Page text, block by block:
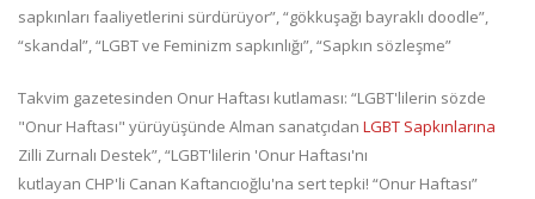
sapkınları faaliyetlerini sürdürüyor”, “gökkuşağı bayraklı doodle”,
“skandal”, “LGBT ve Feminizm sapkınlığı”, “Sapkın sözleşme”
Takvim gazetesinden Onur Haftası kutlaması: “LGBT'lilerin sözde
"Onur Haftası" yürüyüşünde Alman sanatçıdan LGBT Sapkınlarına
Zilli Zurnalı Destek”, “LGBT'lilerin 'Onur Haftası'nı
kutlayan CHP'li Canan Kaftancıoğlu'na sert tepki! “Onur Haftası”